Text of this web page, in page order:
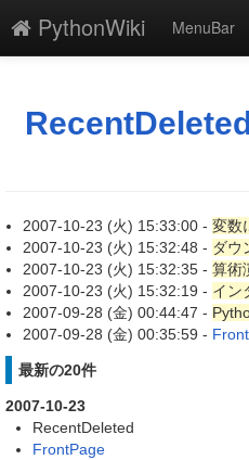
PythonWiki
MenuBar
添付
最終更新
一覧
単語検索
2007-10-23 (火) 15:33:00 - 変数
2007-10-23 (火) 15:32:48 - ダウ
2007-10-23 (火) 15:32:35 - 算術
2007-10-23 (火) 15:32:19 - イン
2007-09-28 (金) 00:44:47 -
2007-09-28 (金) 00:35:59 -
最新の20件
2007-10-23
RecentDeleted
FrontPage